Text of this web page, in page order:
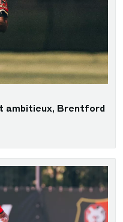
ambitieux, Brentford